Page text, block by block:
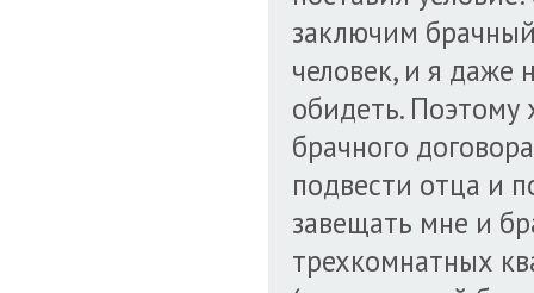
заключим
человек, и я даже
обидеть. Поэтому
брачного
подвести отца и
завещать мне и
трехкомнатных